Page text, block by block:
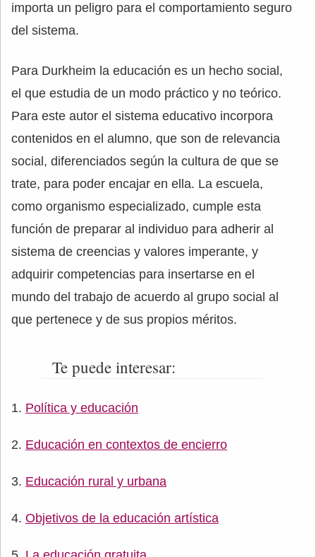
importa un peligro para el comportamiento seguro
del sistema.
Para Durkheim la educación es un hecho social,
el que estudia de un modo práctico y no teórico.
Para este autor el sistema educativo incorpora
contenidos en el alumno, que son de relevancia
social, diferenciados según la cultura de que se
trate, para poder encajar en ella. La escuela,
como organismo especializado, cumple esta
función de preparar al individuo para adherir al
sistema de creencias y valores imperante, y
adquirir competencias para insertarse en el
mundo del trabajo de acuerdo al grupo social al
que pertenece y de sus propios méritos.
Te puede interesar:
Política y educación
Educación en contextos de encierro
Educación rural y urbana
Objetivos de la educación artística